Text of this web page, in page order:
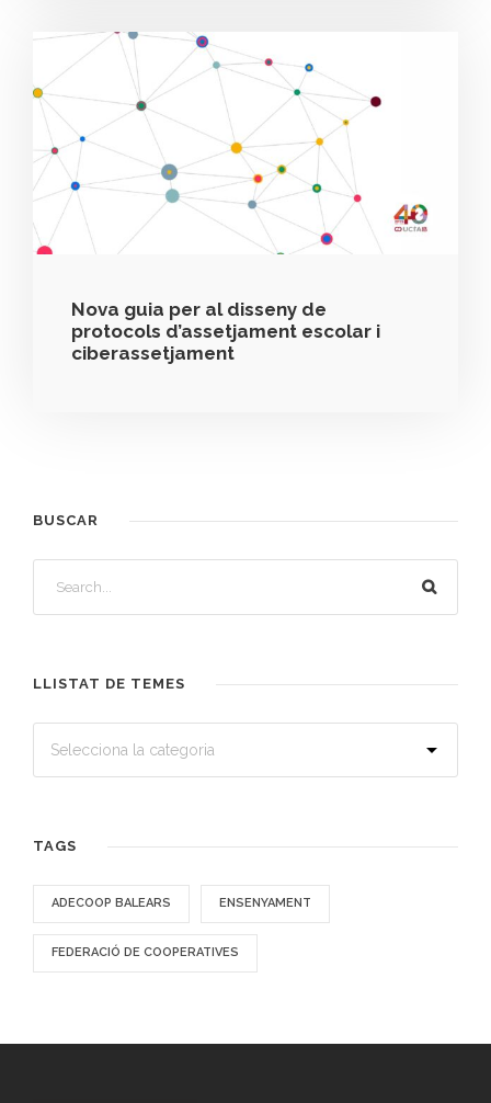
Nova guia per al disseny de
protocols d’assetjament escolar i
ciberassetjament
BUSCAR
LLISTAT DE TEMES
TAGS
ADECOOP BALEARS ENSENYAMENT
FEDERACIÓ DE COOPERATIVES